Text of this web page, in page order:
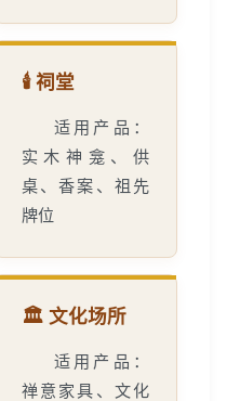
🕯️ 祠堂
适用产品：
实木神龛、供
桌、香案、祖先
牌位
🏛️ 文化场所
适用产品：
禅意家具、文化